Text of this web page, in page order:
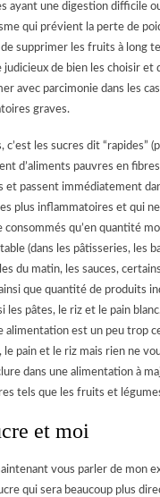
ayant une digestion difficile
qui prévient la perte de
supprimer les fruits à long
judicieux de bien les choisir et
avec parcimonie dans les
graves.
c’est les sucres dit “rapides”
d’aliments pauvres en
et passent immédiatement
plus inflammatoires et qui
consommés qu’en quantité
(dans les pâtisseries, les
du matin, les sauces,
que quantité de produits
les pâtes, le riz et le pain
alimentation est un peu trop
le pain et le riz mais rien ne
dans une alimentation à
tels que les fruits et
et moi
vous parler de mon
qui sera beaucoup plus